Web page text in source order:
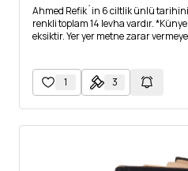
Ahmed Refik´in 6 ciltlik ünlü
renkli toplam 14 levha vardır.
eksiktir. Yer yer metne zarar
1 3